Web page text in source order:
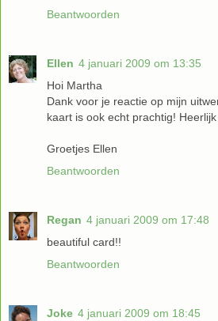
Beantwoorden
Ellen 4 januari 2009 om 13:35
Hoi Martha
Dank voor je reactie op mijn
kaart is ook echt prachtig!
Groetjes Ellen
Beantwoorden
Regan 4 januari 2009 om 17:48
beautiful card!!
Beantwoorden
Joke 4 januari 2009 om 18:45